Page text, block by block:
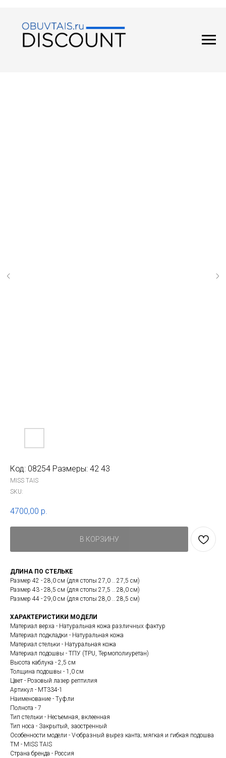
Код: 08254 Размеры: 42 43
MISS TAIS
SKU:
4700,00 р.
В КОРЗИНУ
ДЛИНА ПО СТЕЛЬКЕ
Размер 42 - 28,0 см (для стопы 27,0 .. 27,5 см)
Размер 43 - 28,5 см (для стопы 27,5 .. 28,0 см)
Размер 44 - 29,0 см (для стопы 28,0 .. 28,5 см)
ХАРАКТЕРИСТИКИ МОДЕЛИ
Материал верха - Натуральная кожа различных фактур
Материал подкладки - Натуральная кожа
Материал стельки - Натуральная кожа
Материал подошвы - ТПУ (TPU, Термополиуретан)
Высота каблука - 2,5 см
Толщина подошвы - 1,0 см
Цвет - Розовый лазер рептилия
Артикул - MT334-1
Наименование - Туфли
Полнота - 7
Тип стельки - Несъемная, вклеенная
Тип носа - Закрытый, заостренный
Особенности модели - V-образный вырез канта; мягкая и гибкая подошва
ТМ - MISS TAIS
Страна бренда - Россия